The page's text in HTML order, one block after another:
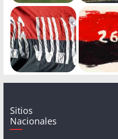
Sitios
Nacionales